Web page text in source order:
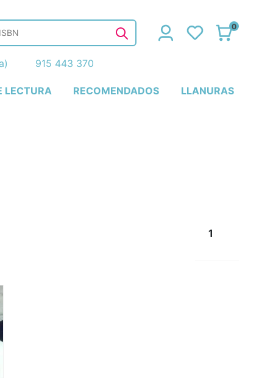
LECTURA RECOMENDADOS LLANURAS
0
915 443 370
1